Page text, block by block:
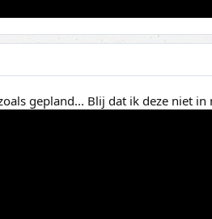
gepland... Blij dat ik deze niet